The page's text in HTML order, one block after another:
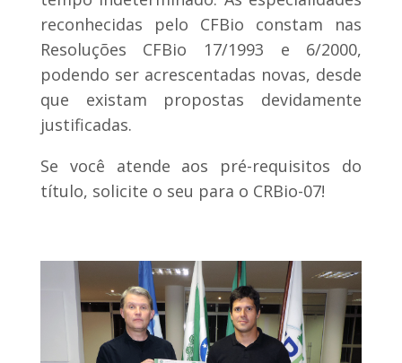
reconhecidas pelo CFBio constam nas
Resoluções CFBio 17/1993 e 6/2000,
podendo ser acrescentadas novas, desde
que existam propostas devidamente
justificadas.
Se você atende aos pré-requisitos do
título, solicite o seu para o CRBio-07!